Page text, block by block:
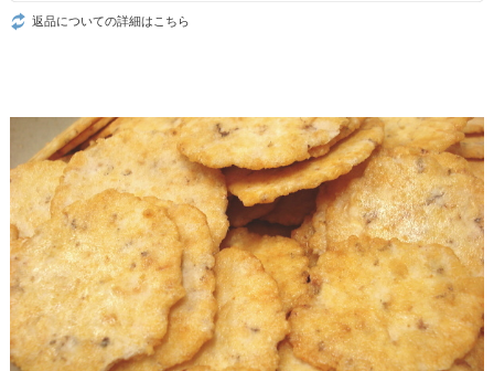
返品についての詳細はこちら